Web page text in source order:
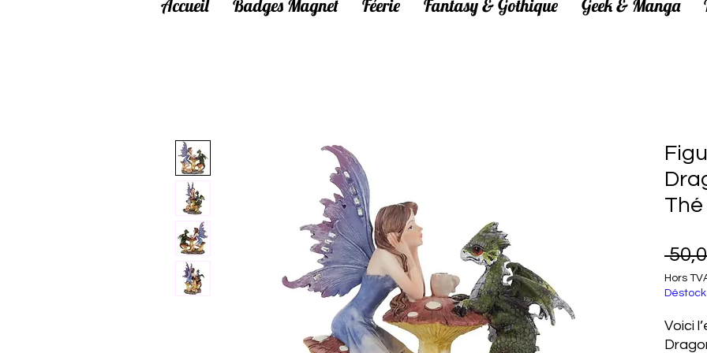
Accueil Badges Magnet Féerie Fantasy & Gothique Geek & Manga
Thé
Hors
Voici